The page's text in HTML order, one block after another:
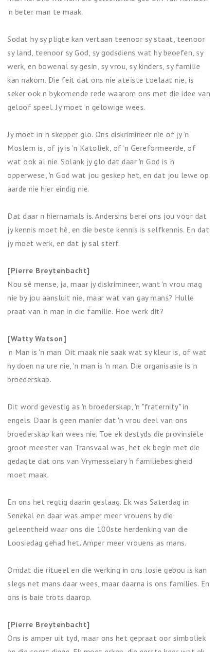
’n beter man te maak.
Sodat hy sy pligte kan vertaan teenoor sy staat, teenoor
sy land, teenoor sy God, sy godsdiens wat hy beoefen, sy
werk, en bowenal sy gesin, sy vrou, sy kinders, sy familie
kan nakom. Die feit dat ons nie ateïste toelaat nie, is
seker ook n bykomende rede waarom ons met die idee van
geloof speel. Jy moet 'n gelowige wees.
Jy moet in 'n skepper glo. Ons diskrimineer nie of jy 'n
Moslem is, of jy is 'n Katoliek, of 'n Gereformeerde, of
wat ook al nie. Solank jy glo dat daar 'n God is 'n
opperwese, 'n God wat jou geskep het, en dat jou lewe op
aarde nie hier eindig nie.
Dat daar n hiernamals is. Andersins berei ons jou voor dat
jy kennis moet hê, en die beste kennis is selfkennis. En dat
jy moet werk, en dat jy sal sterf.
[Pierre Breytenbacht]
Nou sê mense, ja, maar jy diskrimineer, want 'n vrou mag
nie by jou aansluit nie, maar wat van gay mans? Hulle
praat van 'n man in die familie. Hoe werk dit?
[Watty Watson]
'n Man is 'n man. Dit maak nie saak wat sy kleur is, of wat
hy doen na ure nie, 'n man is 'n man. Die organisasie is 'n
broederskap.
Dit word gevestig as 'n broederskap, 'n "fraternity" in
engels. Daar is geen manier dat 'n vrou deel van ons
broederskap kan wees nie. Toe ek destyds die provinsiele
groot meester van Transvaal was, het ek begin met die
gedagte dat ons van Vrymesselary 'n familiebesigheid
moet maak.
En ons het regtig daarin geslaag. Ek was Saterdag in
Senekal en daar was amper meer vrouens by die
geleentheid waar ons die 100ste herdenking van die
Loosiedag gehad het. Amper meer vrouens as mans.
Omdat die ritueel en die werking in ons losie gebou is kan
slegs net mans daar wees, maar daarna is ons families. En
ons is baie trots daarop.
[Pierre Breytenbacht]
Ons is amper uit tyd, maar ons het gepraat oor simboliek